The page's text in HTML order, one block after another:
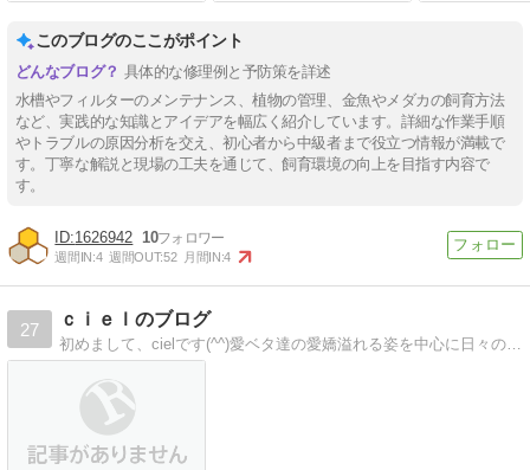
このブログのここがポイント
具体的な修理例と予防策を詳述
水槽やフィルターのメンテナンス、植物の管理、金魚やメダカの飼育方法
など、実践的な知識とアイデアを幅広く紹介しています。詳細な作業手順
やトラブルの原因分析を交え、初心者から中級者まで役立つ情報が満載で
す。丁寧な解説と現場の工夫を通じて、飼育環境の向上を目指す内容で
す。
1626942 10
週間IN:4 週間OUT:52 月間IN:4
27
ｃｉｅｌのブログ
初めまして、cielです(^^)愛ベタ達の愛嬌溢れる姿を中心に日々の事を載せていきたいと思います。お魚ちゃん大好き！という方は、是非見ていって下さい！